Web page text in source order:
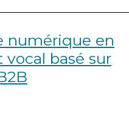
numérique en
basé sur